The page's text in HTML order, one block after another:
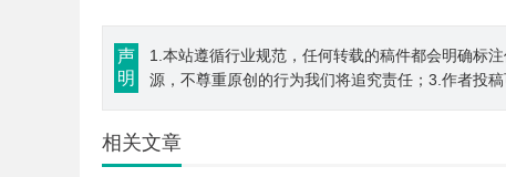
声
明
1.本站遵循行业规范，任何转载的稿件都会明确标
源，不尊重原创的行为我们将追究责任；3.作者投稿
相关文章